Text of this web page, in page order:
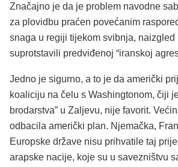
Značajno je da je problem navodne
za plovidbu praćen povećanim
snaga u regiji tijekom svibnja, naizgled
suprotstavili predviđenoj “iranskoj
Jedno je sigurno, a to je da američki
koaliciju na čelu s Washingtonom, čiji
brodarstva” u Zaljevu, nije favorit.
odbacila američki plan. Njemačka,
Europske države nisu prihvatile taj
arapske nacije, koje su u savezništvu